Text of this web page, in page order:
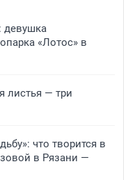
девушка
«Лотос» в
листья — три
что творится в
в Рязани —